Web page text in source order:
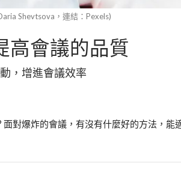
Shevtsova，連結：Pexels)
高會議的品質
，增進會議效率
對爆炸的會議，有沒有什麼好的方法，能